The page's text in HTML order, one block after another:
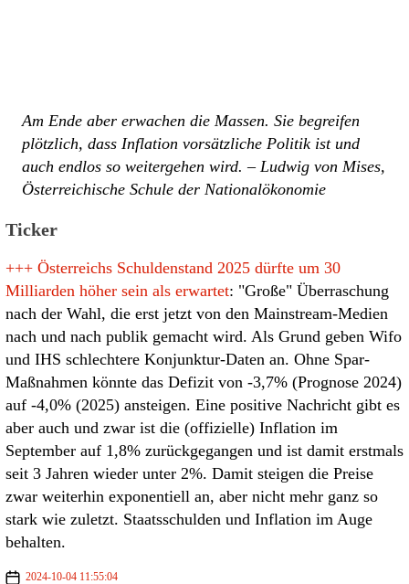
Am Ende aber erwachen die Massen. Sie begreifen
plötzlich, dass Inflation vorsätzliche Politik ist und
auch endlos so weitergehen wird. – Ludwig von Mises,
Österreichische Schule der Nationalökonomie
Ticker
+++ Österreichs Schuldenstand 2025 dürfte um 30
Milliarden höher sein als erwartet: "Große" Überraschung
nach der Wahl, die erst jetzt von den Mainstream-Medien
nach und nach publik gemacht wird. Als Grund geben Wifo
und IHS schlechtere Konjunktur-Daten an. Ohne Spar-
Maßnahmen könnte das Defizit von -3,7% (Prognose 2024)
auf -4,0% (2025) ansteigen. Eine positive Nachricht gibt es
aber auch und zwar ist die (offizielle) Inflation im
September auf 1,8% zurückgegangen und ist damit erstmals
seit 3 Jahren wieder unter 2%. Damit steigen die Preise
zwar weiterhin exponentiell an, aber nicht mehr ganz so
stark wie zuletzt. Staatsschulden und Inflation im Auge
behalten.
2024-10-04 11:55:04